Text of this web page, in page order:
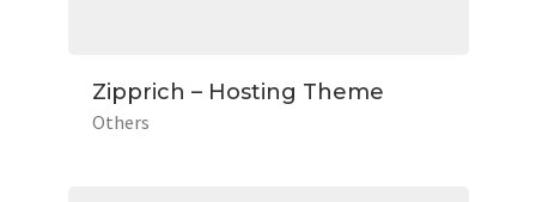
Zipprich – Hosting Theme
Others